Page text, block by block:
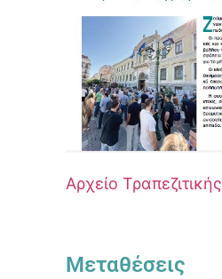
Αρχείο Τραπεζιτικής
Μεταθέσεις